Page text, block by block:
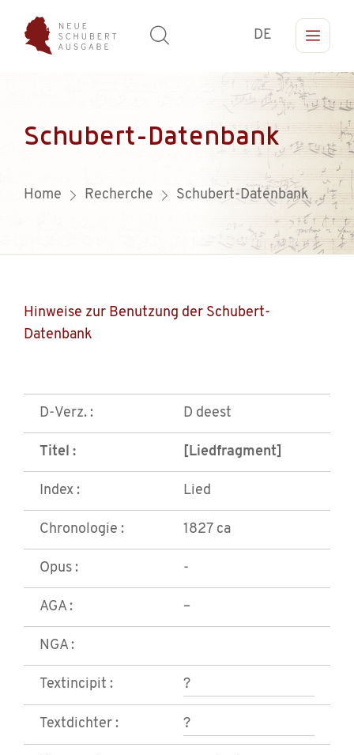
DE
Schubert-Datenbank
Home Recherche Schubert-Datenbank
Hinweise zur Benutzung der Schubert-
Datenbank
D-Verz. : D deest
Titel : [Liedfragment]
Index : Lied
Chronologie : 1827 ca
Opus : -
AGA : –
NGA :
Textincipit : ?
Textdichter : ?